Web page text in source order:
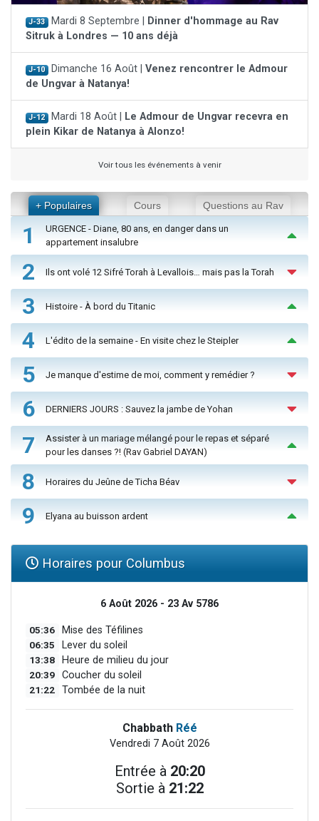
J-33 Mardi 8 Septembre |
Dinner d'hommage au Rav
Sitruk à Londres — 10 ans déjà
J-10 Dimanche 16 Août | Venez rencontrer le Admour
de Ungvar à Natanya!
J-12 Mardi 18 Août |
Le Admour de Ungvar recevra en
plein Kikar de Natanya à Alonzo!
Voir tous les événements à venir
+ Populaires Cours Questions au Rav
1
URGENCE - Diane, 80 ans, en danger dans un
appartement insalubre
2 Ils ont volé 12 Sifré Torah à Levallois… mais pas la Torah
3 Histoire - À bord du Titanic
4 L'édito de la semaine - En visite chez le Steipler
5 Je manque d'estime de moi, comment y remédier ?
6 DERNIERS JOURS : Sauvez la jambe de Yohan
7
Assister à un mariage mélangé pour le repas et séparé
pour les danses ?! (Rav Gabriel DAYAN)
8 Horaires du Jeûne de Ticha Béav
9 Elyana au buisson ardent
Horaires pour Columbus
6 Août 2026 - 23 Av 5786
05:36 Mise des Téfilines
06:35 Lever du soleil
13:38 Heure de milieu du jour
20:39 Coucher du soleil
21:22 Tombée de la nuit
Chabbath Réé
Vendredi 7 Août 2026
Entrée à 20:20
Sortie à 21:22